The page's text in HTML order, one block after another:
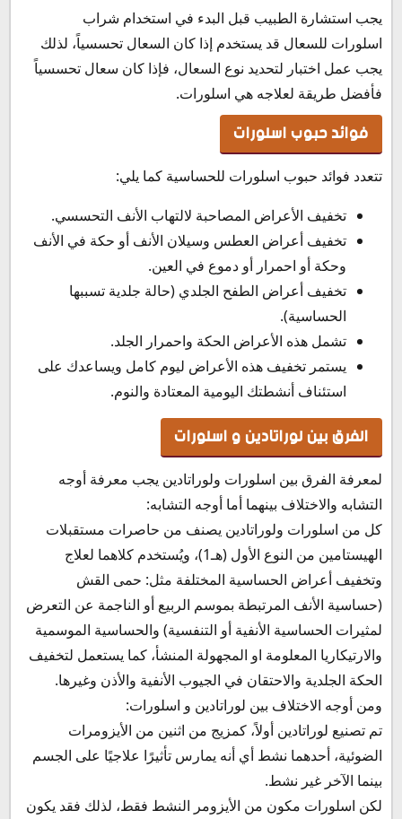
يجب استشارة الطبيب قبل البدء في استخدام شراب
اسلورات للسعال قد يستخدم إذا كان السعال تحسسياً، لذلك
يجب عمل اختبار لتحديد نوع السعال، فإذا كان سعال تحسسياً
فأفضل طريقة لعلاجه هي اسلورات.
فوائد حبوب اسلورات
تتعدد فوائد حبوب اسلورات للحساسية كما يلي:
تخفيف الأعراض المصاحبة لالتهاب الأنف التحسسي.
تخفيف أعراض العطس وسيلان الأنف أو حكة في الأنف
وحكة أو احمرار أو دموع في العين.
تخفيف أعراض الطفح الجلدي (حالة جلدية تسببها
الحساسية).
تشمل هذه الأعراض الحكة واحمرار الجلد.
يستمر تخفيف هذه الأعراض ليوم كامل ويساعدك على
استئناف أنشطتك اليومية المعتادة والنوم.
الفرق بين لوراتادين و اسلورات
لمعرفة الفرق بين اسلورات ولوراتادين يجب معرفة أوجه
التشابه والاختلاف بينهما أما أوجه التشابه:
كل من اسلورات ولوراتادين يصنف من حاصرات مستقبلات
الهيستامين من النوع الأول (هـ1)، ويُستخدم كلاهما لعلاج
وتخفيف أعراض الحساسية المختلفة مثل: حمى القش
(حساسية الأنف المرتبطة بموسم الربيع أو الناجمة عن التعرض
لمثيرات الحساسية الأنفية أو التنفسية) والحساسية الموسمية
والارتيكاريا المعلومة او المجهولة المنشأ، كما يستعمل لتخفيف
الحكة الجلدية والاحتقان في الجيوب الأنفية والأذن وغيرها.
ومن أوجه الاختلاف بين لوراتادين و اسلورات:
تم تصنيع لوراتادين أولاً، كمزيج من اثنين من الأيزومرات
الضوئية، أحدهما نشط أي أنه يمارس تأثيرًا علاجيًا على الجسم
بينما الآخر غير نشط.
لكن اسلورات مكون من الأيزومر النشط فقط، لذلك فقد يكون